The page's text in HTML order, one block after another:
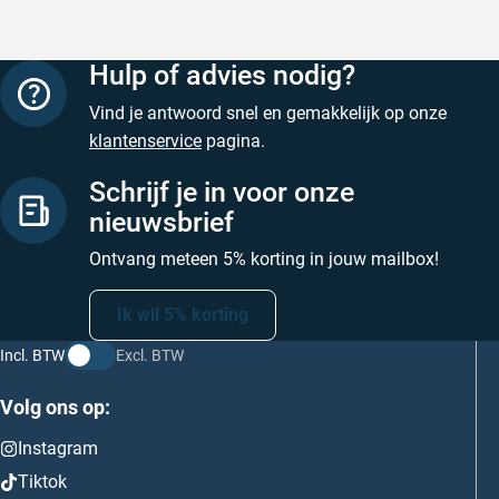
Hulp of advies nodig?
Vind je antwoord snel en gemakkelijk op onze
klantenservice pagina.
Schrijf je in voor onze
nieuwsbrief
Ontvang meteen 5% korting in jouw mailbox!
Ik wil 5% korting
Incl. BTW Excl. BTW
Volg ons op:
Instagram
Tiktok